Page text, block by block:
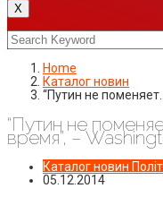
X
Home
Каталог новин
“Путин не поменяет…
“Путин не
время”, –
Каталог новин
05.12.2014